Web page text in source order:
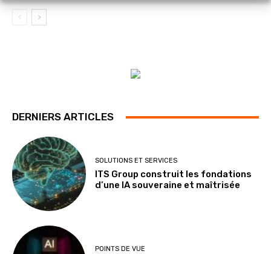
DERNIERS ARTICLES
SOLUTIONS ET SERVICES
ITS Group construit les fondations
d’une IA souveraine et maîtrisée
POINTS DE VUE